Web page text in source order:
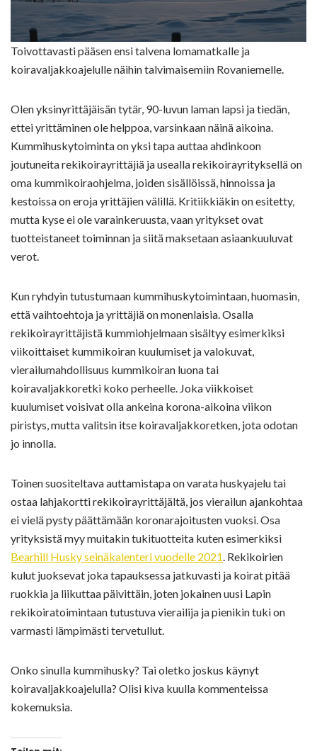
Toivottavasti pääsen ensi talvena lomamatkalle ja
koiravaljakkoajelulle näihin talvimaisemiin Rovaniemelle.
Olen yksinyrittäjäisän tytär, 90-luvun laman lapsi ja tiedän,
ettei yrittäminen ole helppoa, varsinkaan näinä aikoina.
Kummihuskytoiminta on yksi tapa auttaa ahdinkoon
joutuneita rekikoirayrittäjiä ja usealla rekikoirayrityksellä on
oma kummikoiraohjelma, joiden sisällöissä, hinnoissa ja
kestoissa on eroja yrittäjien välillä. Kritiikkiäkin on esitetty,
mutta kyse ei ole varainkeruusta, vaan yritykset ovat
tuotteistaneet toiminnan ja siitä maksetaan asiaankuuluvat
verot.
Kun ryhdyin tutustumaan kummihuskytoimintaan, huomasin,
että vaihtoehtoja ja yrittäjiä on monenlaisia. Osalla
rekikoirayrittäjistä kummiohjelmaan sisältyy esimerkiksi
viikoittaiset kummikoiran kuulumiset ja valokuvat,
vierailumahdollisuus kummikoiran luona tai
koiravaljakkoretki koko perheelle. Joka viikkoiset
kuulumiset voisivat olla ankeina korona-aikoina viikon
piristys, mutta valitsin itse koiravaljakkoretken, jota odotan
jo innolla.
Toinen suositeltava auttamistapa on varata huskyajelu tai
ostaa lahjakortti rekikoirayrittäjältä, jos vierailun ajankohtaa
ei vielä pysty päättämään koronarajoitusten vuoksi. Osa
yrityksistä myy muitakin tukituotteita kuten esimerkiksi
Bearhill Husky seinäkalenteri vuodelle 2021. Rekikoirien
kulut juoksevat joka tapauksessa jatkuvasti ja koirat pitää
ruokkia ja liikuttaa päivittäin, joten jokainen uusi Lapin
rekikoiratoimintaan tutustuva vierailija ja pienikin tuki on
varmasti lämpimästi tervetullut.
Onko sinulla kummihusky? Tai oletko joskus käynyt
koiravaljakkoajelulla? Olisi kiva kuulla kommenteissa
kokemuksia.